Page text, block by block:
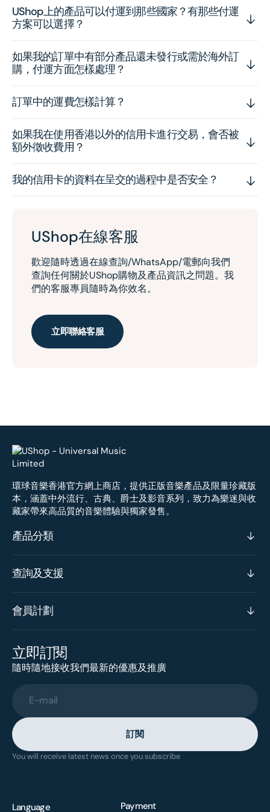
UShop上的產品可以付運到那些國家？有那些付運
方案可以選擇？
如果我的訂單中有部分產品還未發行或需於海外訂
購，付運方面怎樣處理？
訂單中的運費怎樣計算？
如果我在使用香港以外的信用卡進行交易，會否被
額外徵收費用？
我的信用卡的資料在呈交的過程中是否安全？
UShop在線客服
歡迎隨時透過在線查詢/WhatsApp/電郵向我們
查詢任何關於UShop購物及產品資訊之問題。我
們的客服專員隨時為你效名。
立即聯絡客服
環球音樂香港官方網上商店，提供正版音樂產品及限量珍藏版
本，涵蓋中外流行、古典、爵士及影音系列，致力為樂迷與收
藏家帶來高品質的音樂體驗與獨家發售。
產品分類
查詢及支援
會員計劃
立即訂閱
隨時隨地接收我們最新的優惠及推廣
E-mail
訂閱
You will receive latest news once you subscribe
Language Payment